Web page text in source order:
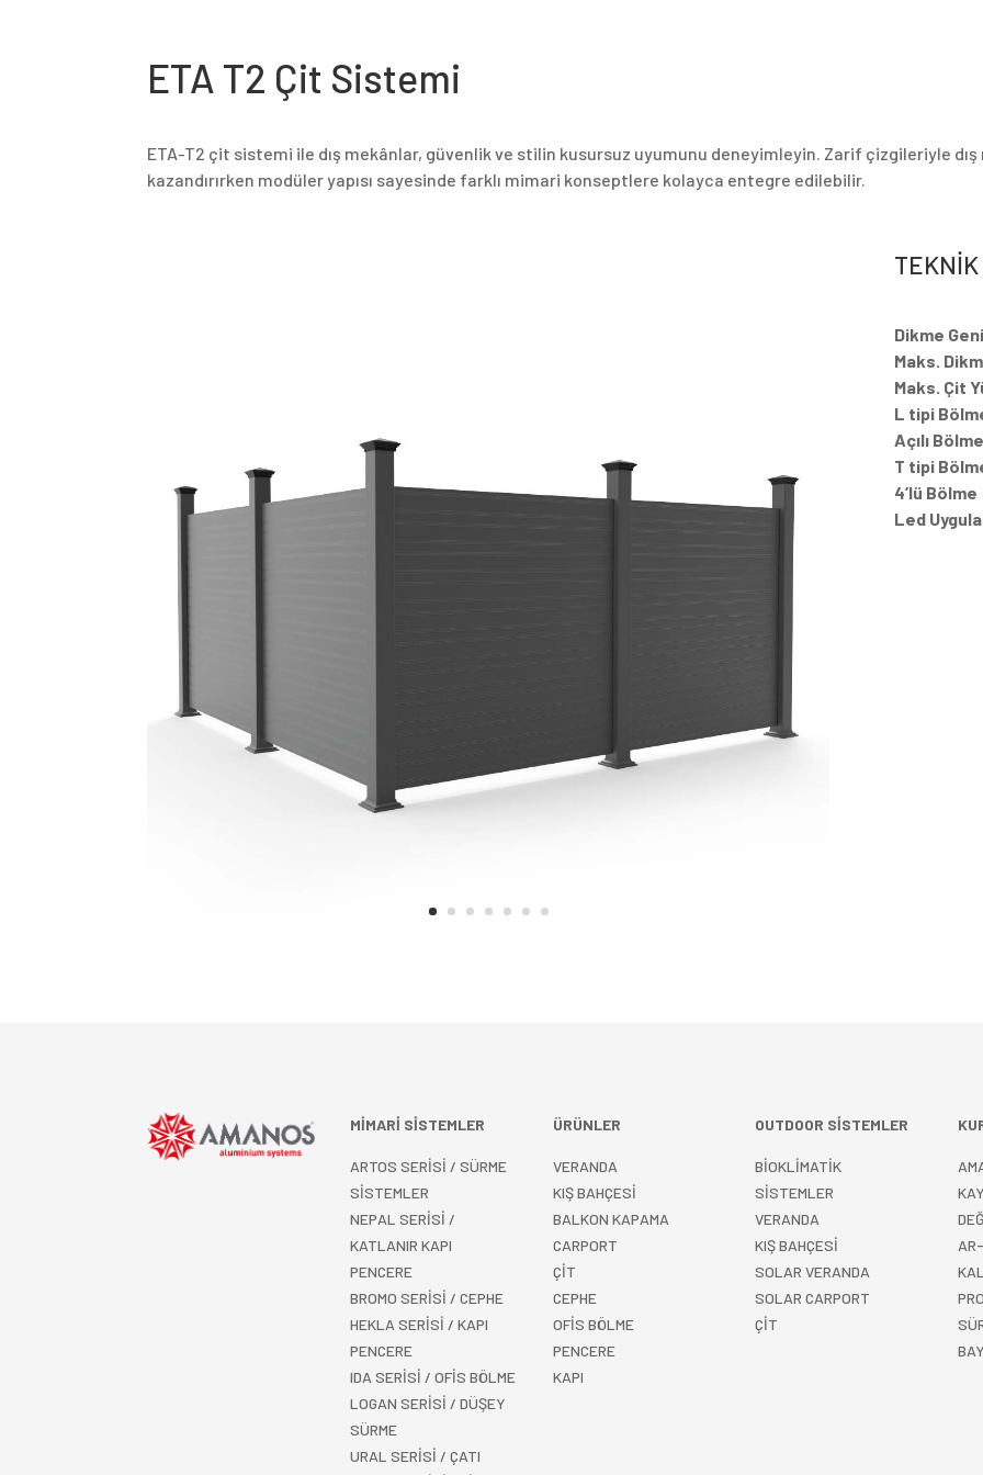
ETA T2 Çit Sistemi
ETA-T2 çit sistemi ile dış mekânlar, güvenlik ve stilin kusursuz uyumunu deneyimleyin. Zarif çizgileriyle dış
kazandırırken modüler yapısı sayesinde farklı mimari konseptlere kolayca entegre edilebilir.
Dikme
Maks.
Maks. Çit
L tipi
Açılı Bölme
T tipi
4’lü Bölme
Led
MİMARİ SİSTEMLER
ARTOS SERİSİ / SÜRME
SİSTEMLER
NEPAL SERİSİ /
KATLANIR KAPI
PENCERE
BROMO SERİSİ / CEPHE
HEKLA SERİSİ / KAPI
PENCERE
IDA SERİSİ / OFİS BÖLME
LOGAN SERİSİ / DÜŞEY
SÜRME
URAL SERİSİ / ÇATI
ÜRÜNLER
VERANDA
KIŞ BAHÇESİ
BALKON KAPAMA
CARPORT
ÇİT
CEPHE
OFİS BÖLME
PENCERE
KAPI
OUTDOOR SİSTEMLER
BİOKLİMATİK
SİSTEMLER
VERANDA
KIŞ BAHÇESİ
SOLAR VERANDA
SOLAR CARPORT
ÇİT